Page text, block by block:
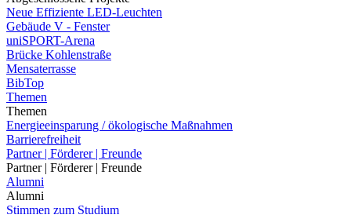
Neue Effiziente LED-Leuchten
Gebäude V - Fenster
uniSPORT-Arena
Brücke Kohlenstraße
Mensaterrasse
BibTop
Themen
Themen
Energieeinsparung / ökologische Maßnahmen
Barrierefreiheit
Partner | Förderer | Freunde
Partner | Förderer | Freunde
Alumni
Alumni
Stimmen zum Studium